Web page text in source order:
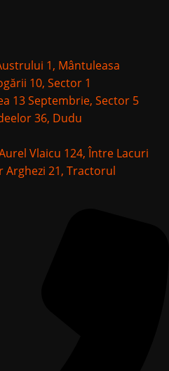
1, Mântuleasa
10, Sector 1
13 Septembrie, Sector 5
36, Dudu
Vlaicu 124, Între Lacuri
Arghezi 21, Tractorul